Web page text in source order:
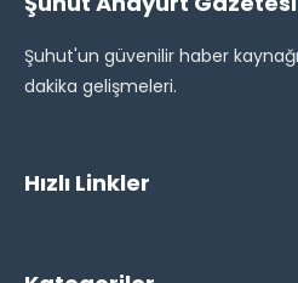
Şuhut'un güvenilir haber
dakika gelişmeleri.
Hızlı Linkler